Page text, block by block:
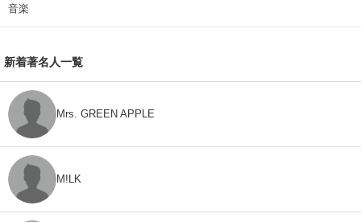
音楽
新着著名人一覧
Mrs. GREEN APPLE
M!LK